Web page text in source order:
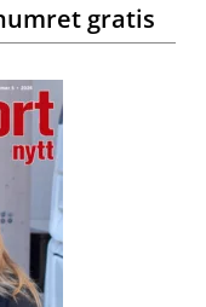
gratis